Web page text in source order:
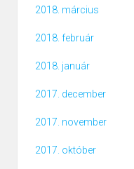
2018. március
2018. február
2018. január
2017. december
2017. november
2017. október